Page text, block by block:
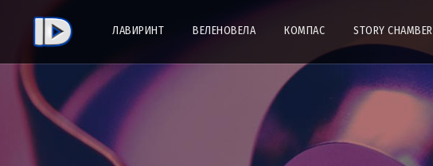
ЛАВИРИНТ ВЕЛЕНОВЕЛА КОМПАС STORY CHAMBER